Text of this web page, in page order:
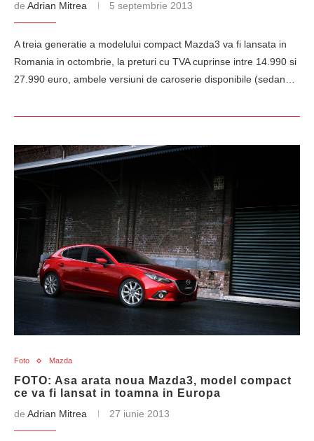
de Adrian Mitrea 5 septembrie 2013
A treia generatie a modelului compact Mazda3 va fi lansata in
Romania in octombrie, la preturi cu TVA cuprinse intre 14.990 si
27.990 euro, ambele versiuni de caroserie disponibile (sedan…
Foto Mazda
FOTO: Asa arata noua Mazda3, model compact
ce va fi lansat in toamna in Europa
de Adrian Mitrea 27 iunie 2013